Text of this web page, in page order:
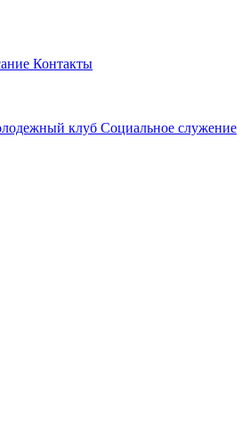
Контакты
клуб Социальное служение